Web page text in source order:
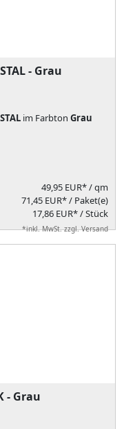
- Grau
im Farbton Grau
49,95 EUR*/ qm
71,45 EUR* / Paket(e)
17,86 EUR* / Stück
*inkl. MwSt. zzgl. Versand
- Grau